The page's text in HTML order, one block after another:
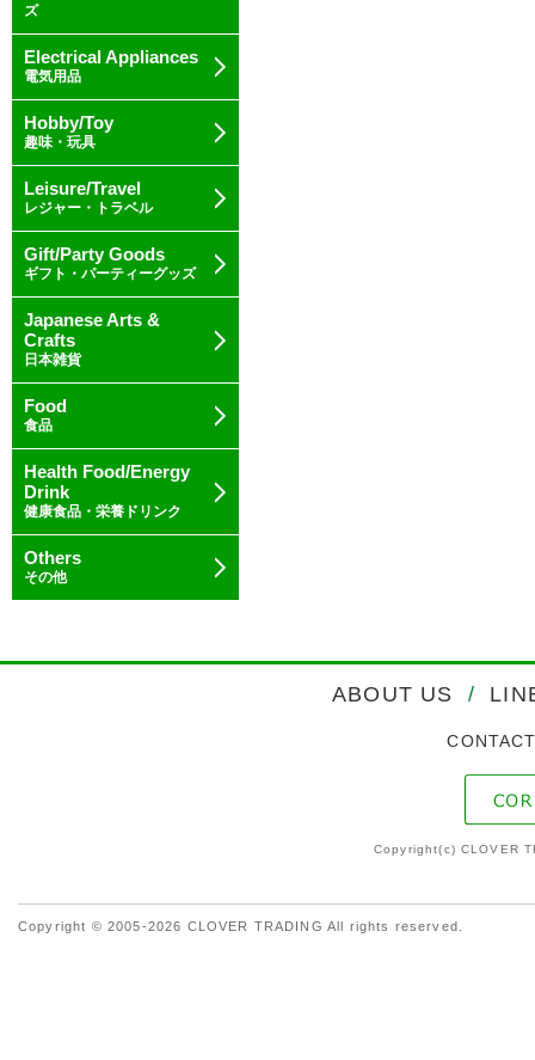
ズ
Electrical Appliances
電気用品
Hobby/Toy
趣味・玩具
Leisure/Travel
レジャー・トラベル
Gift/Party Goods
ギフト・パーティーグッズ
Japanese Arts &
Crafts
日本雑貨
Food
食品
Health Food/Energy
Drink
健康食品・栄養ドリンク
Others
その他
ABOUT US /
Copyright(c) CLOVER
Copyright © 2005-2026 CLOVER TRADING All rights reserved.